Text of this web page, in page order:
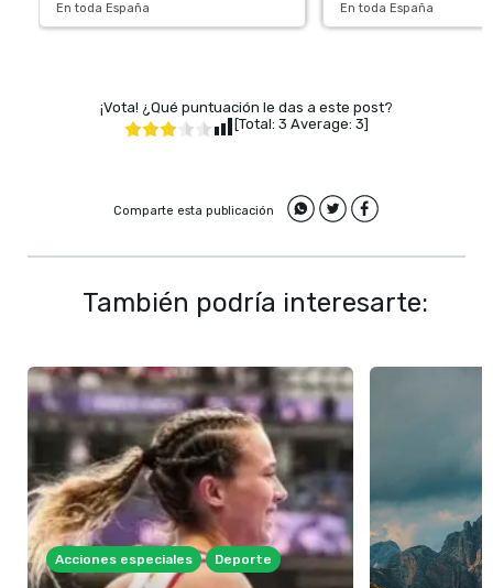
En toda España En toda España
¡Vota! ¿Qué puntuación le das a este post?
[Total: 3 Average: 3]
Comparte esta publicación
También podría interesarte:
Acciones especiales Deporte